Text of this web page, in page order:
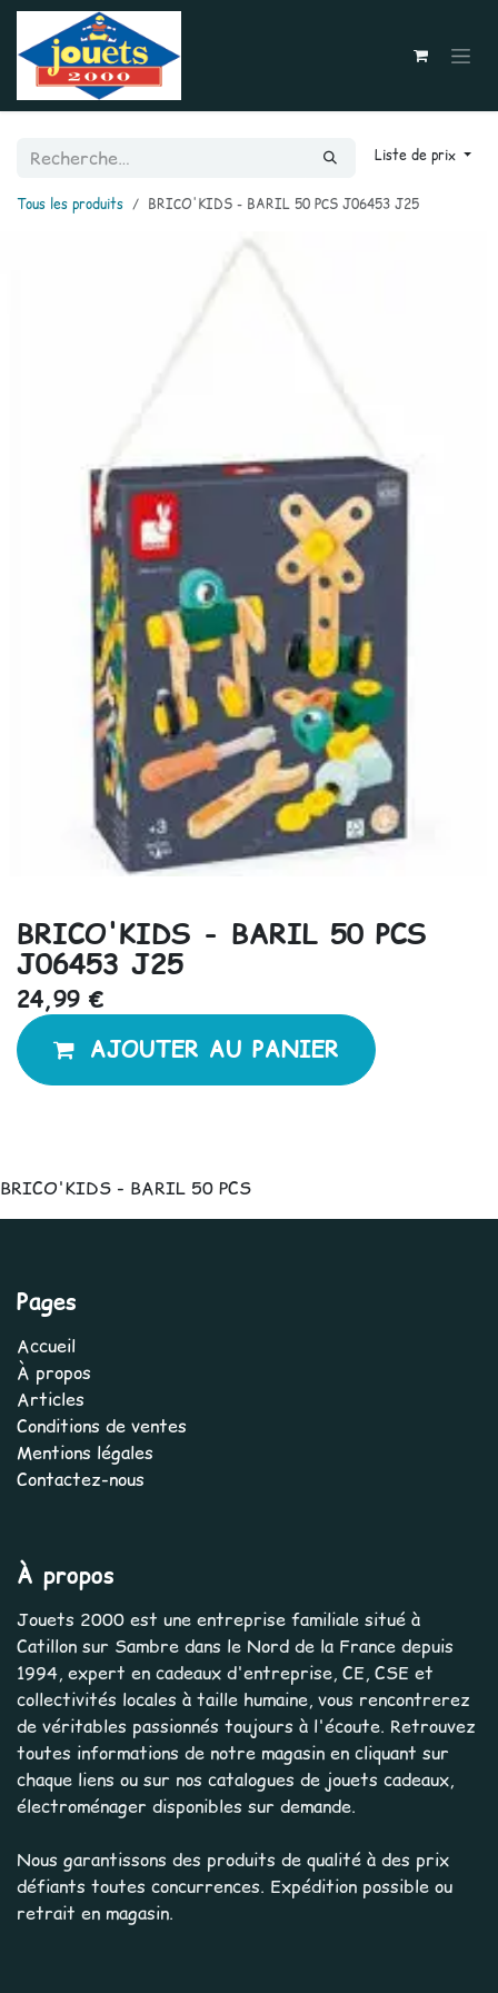
Se rendre au contenu
Liste de prix
Tous les produits BRICO'KIDS - BARIL 50 PCS J06453 J25
BRICO'KIDS - BARIL 50 PCS
J06453 J25
24,99 €
AJOUTER AU PANIER
BRICO'KIDS - BARIL 50 PCS
Pages
Accueil
À propos
Articles
Conditions de ventes
Mentions légales
Contactez-nous
À propos
Jouets 2000 est une entreprise familiale situé à
Catillon sur Sambre dans le Nord de la France depuis
1994, expert en cadeaux d'entreprise, CE, CSE et
collectivités locales à taille humaine, vous rencontrerez
de véritables passionnés toujours à l'écoute. Retrouvez
toutes informations de notre magasin en cliquant sur
chaque liens ou sur nos catalogues de jouets cadeaux,
électroménager disponibles sur demande.
Nous garantissons des produits de qualité à des prix
défiants toutes concurrences. Expédition possible ou
retrait en magasin.